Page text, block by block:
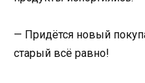
— Придётся новый
старый всё равно!